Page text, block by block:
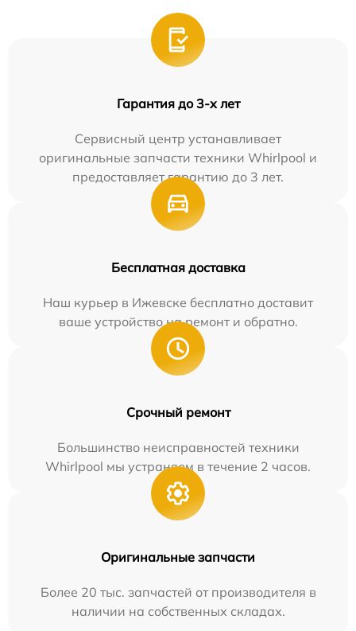
Гарантия до 3-х лет
Сервисный центр устанавливает
оригинальные запчасти техники Whirlpool и
предоставляет гарантию до 3 лет.
Бесплатная доставка
Наш курьер в Ижевске бесплатно доставит
ваше устройство на ремонт и обратно.
Срочный ремонт
Большинство неисправностей техники
Whirlpool мы устраняем в течение 2 часов.
Оригинальные запчасти
Более 20 тыс. запчастей от производителя в
наличии на собственных складах.